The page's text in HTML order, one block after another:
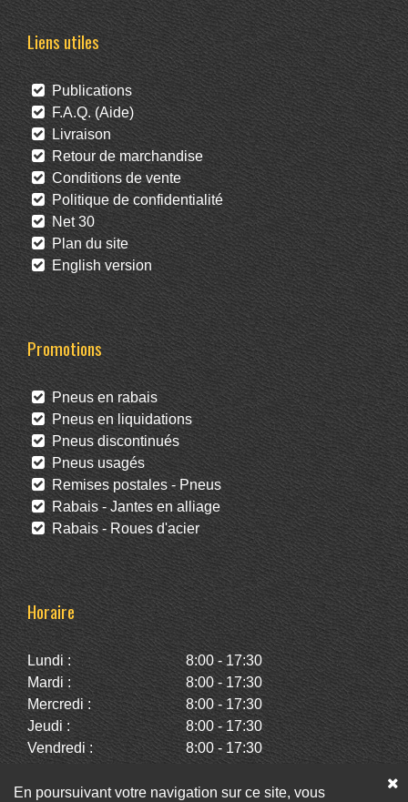
Liens utiles
Publications
F.A.Q. (Aide)
Livraison
Retour de marchandise
Conditions de vente
Politique de confidentialité
Net 30
Plan du site
English version
Promotions
Pneus en rabais
Pneus en liquidations
Pneus discontinués
Pneus usagés
Remises postales - Pneus
Rabais - Jantes en alliage
Rabais - Roues d'acier
Horaire
Lundi :
8:00 - 17:30
Mardi :
8:00 - 17:30
Mercredi :
8:00 - 17:30
Jeudi :
8:00 - 17:30
Vendredi :
8:00 - 17:30
Dimanche :
Fermé
En poursuivant votre navigation sur ce site, vous